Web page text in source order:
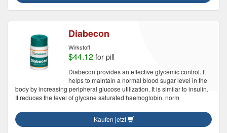
Diabecon
Wirkstoff:
$44.12 for pill
Diabecon provides an effective glycemic control. It
helps to maintain a normal blood sugar level in the
body by increasing peripheral glucose utilization. It is similar to insulin.
It reduces the level of glycane saturated haemoglobin, norm
Kaufen jetzt